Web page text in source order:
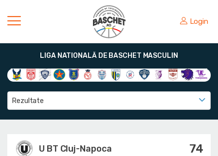
Login
LIGA NATIONALĂ DE BASCHET MASCULIN
Rezultate
U BT Cluj-Napoca 74